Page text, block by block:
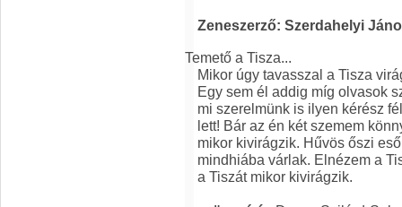
Zeneszerző: Szerdahelyi
Temető a Tisza...
Mikor úgy tavasszal a Tisza
Egy sem él addig míg olvasok
mi szerelmünk is ilyen kérész
lett! Bár az én két szemem
mikor kivirágzik. Hűvös őszi
mindhiába várlak. Elnézem a
a Tiszát mikor kivirágzik.